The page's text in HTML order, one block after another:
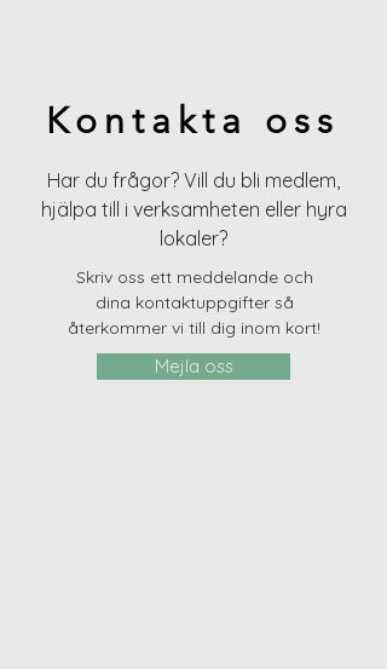
Kontakta oss
Har du frågor? Vill du bli medlem,
hjälpa till i verksamheten eller hyra
lokaler?
Skriv oss ett meddelande och
dina kontaktuppgifter så
återkommer vi till dig inom kort!
Mejla oss